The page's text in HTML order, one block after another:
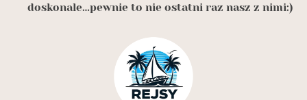
doskonale…pewnie to nie ostatni raz nasz z nimi:)